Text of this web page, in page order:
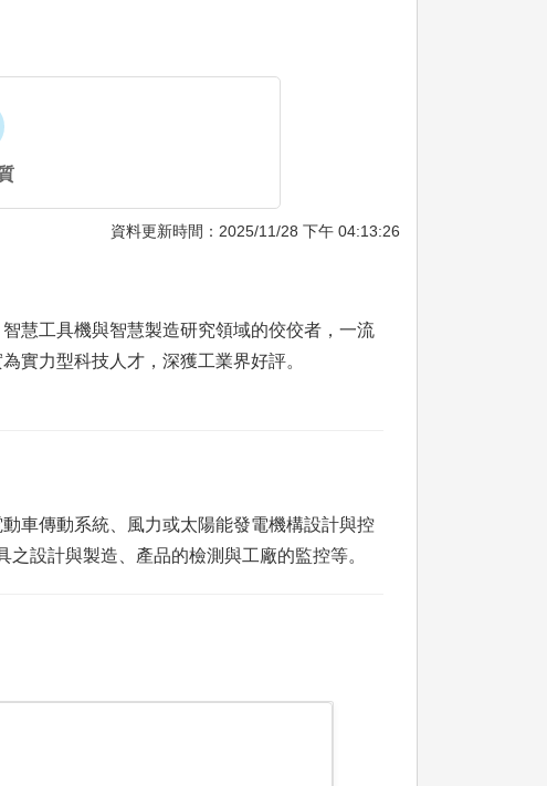
資料更新時間：2025/11/28 下午 04:13:26
慧工具機與智慧製造研究領域的佼佼者，一流
實力型科技人才，深獲工業界好評。
車傳動系統、風力或太陽能發電機構設計與控
設計與製造、產品的檢測與工廠的監控等。